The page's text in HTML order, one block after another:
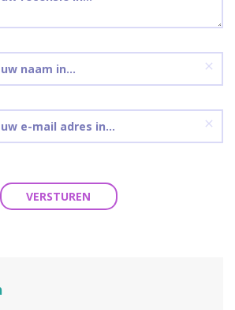
VERSTUREN